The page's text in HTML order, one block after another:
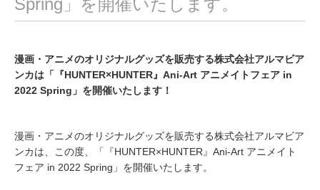
Spring」を開催いたします。
漫画・アニメのオリジナルグッズを販売する株式会社アルマビア
ンカは「『HUNTER×HUNTER』Ani-Art アニメイトフェア in
2022 Spring」を開催いたします！
漫画・アニメのオリジナルグッズを販売する株式会社アルマビア
ンカは、この度、「『HUNTER×HUNTER』Ani-Art アニメイト
フェア in 2022 Spring」を開催いたします。